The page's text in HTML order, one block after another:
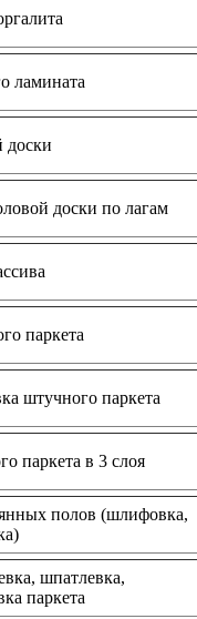
ламината
доски
доски по лагам
паркета
штучного паркета
паркета в 3 слоя
полов (шлифовка,
шпатлевка,
паркета